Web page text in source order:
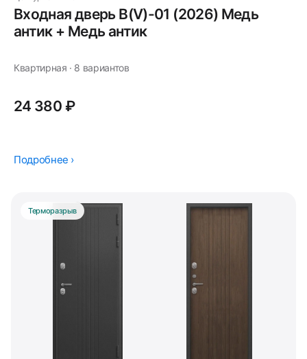
Входная дверь В(V)-01 (2026) Медь
антик + Медь антик
Квартирная · 8 вариантов
24 380 ₽
Подробнее ›
Терморазрыв